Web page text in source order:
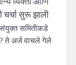
चर्चा सुरू झाली
समितीकडे
ते अर्ज वाचले गेले